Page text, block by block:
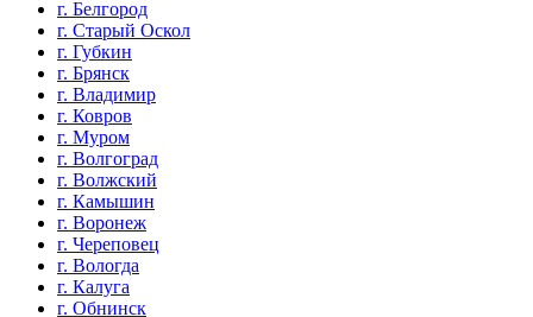
г. Белгород
г. Старый Оскол
г. Губкин
г. Брянск
г. Владимир
г. Ковров
г. Муром
г. Волгоград
г. Волжский
г. Камышин
г. Воронеж
г. Череповец
г. Вологда
г. Калуга
г. Обнинск